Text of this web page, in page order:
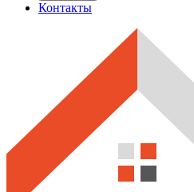
Контакты